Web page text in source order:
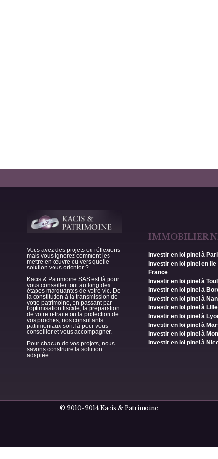
Vous avez des projets ou réflexions
mais vous ignorez comment les
mettre en œuvre ou vers quelle
solution vous orienter ?
Kacis & Patrimoine SAS est là pour
vous conseiller tout au long des
étapes marquantes de votre vie. De
la constitution à la transmission de
votre patrimoine, en passant par
l'optimisation fiscale, la préparation
de votre retraite ou la protection de
vos proches, nos consultants
patrimoniaux sont là pour vous
conseiller et vous accompagner.
Pour chacun de vos projets, nous
savons construire la solution
adaptée.
IMMOBILIER
Investir en loi pinel à
Investir en loi pinel en Ile
France
Investir en loi pinel à
Investir en loi pinel à
Investir en loi pinel à
Investir en loi pinel à Lille
Investir en loi pinel à
Investir en loi pinel à
Investir en loi pinel à
Investir en loi pinel à
© 2010-2014 Kacis & Patrimoine